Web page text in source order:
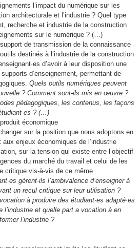
l’impact du numérique sur les
architecturale et l’industrie ? Quel type
recherche et industrie de la construction
sur le numérique ? (…)
de transmission de la connaissance
destinés à l’industrie de la construction
d’avoir à leur disposition une
d’enseignement, permettant de
Quels outils numériques peuvent
? Comment sont-ils mis en œuvre ?
pédagogiques, les contenus, les façons
? (…)
économique
sur la position que nous adoptons en
aux enjeux économiques de l’industrie
sur la tension qui existe entre l’objectif
du marché du travail et celui de les
critique vis-à-vis de ce même
gèrent-ils l’ambivalence d’enseigner à
un recul critique sur leur utilisation ?
à produire des étudiant·es adapté·es
l’industrie et quelle part a vocation à en
l’industrie ?